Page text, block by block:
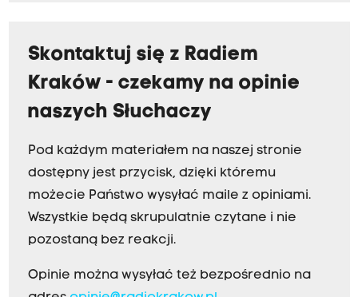
Skontaktuj się z Radiem
Kraków - czekamy na opinie
naszych Słuchaczy
Pod każdym materiałem na naszej stronie
dostępny jest przycisk, dzięki któremu
możecie Państwo wysyłać maile z opiniami.
Wszystkie będą skrupulatnie czytane i nie
pozostaną bez reakcji.
Opinie można wysyłać też bezpośrednio na